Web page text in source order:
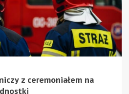
z ceremoniałem na